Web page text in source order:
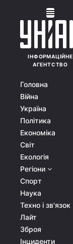
ІНФОРМАЦІЙНЕ
АГЕНТСТВО
Головна
Війна
Україна
Політика
Економіка
Світ
Екологія
Регіони
Спорт
Наука
Техно і зв'язок
Лайт
Зброя
Інциденти